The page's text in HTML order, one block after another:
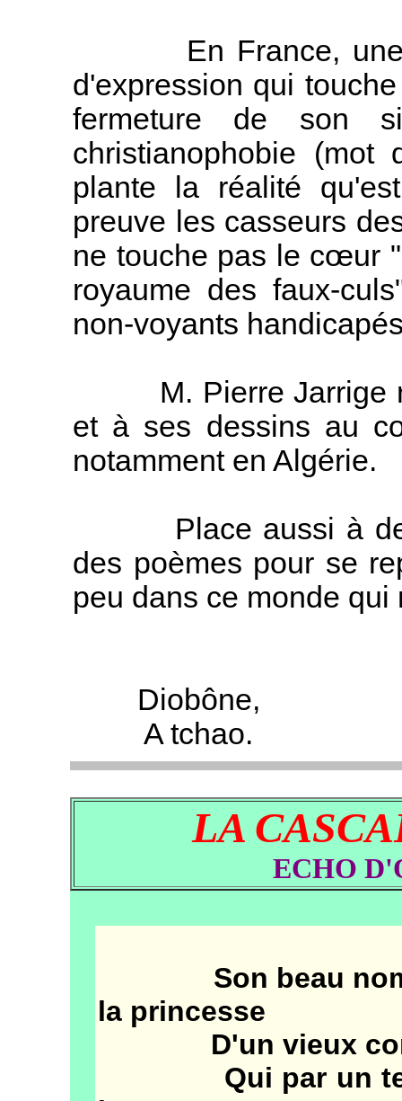
En France, une
d'expression qui
fermeture de son
christianophobie
plante la réalité
preuve les casseurs
ne touche pas le cœur
royaume des faux-
non-voyants
M. Pierre Jarrige
et à ses dessins au
notamment en Algérie.
Place aussi à des
des poèmes pour se
peu dans ce monde qui
Diobône,
A tchao.
LA
ECHO
Son beau nom
la princesse
D'un vieux
Qui par un